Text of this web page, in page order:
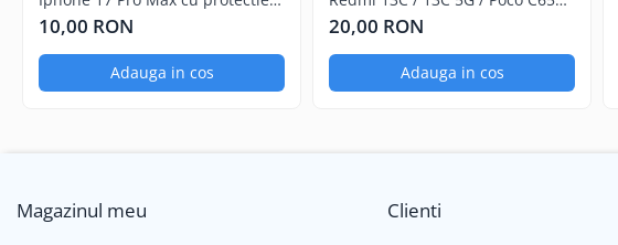
Iphone
Samsung
Xiaomi
Folii Protectie 10D Fara Ambalaj
camera transparent
10,00 RON
Adauga in cos
Negru
20,00 RON
Adauga in cos
Magazinul meu Clienti